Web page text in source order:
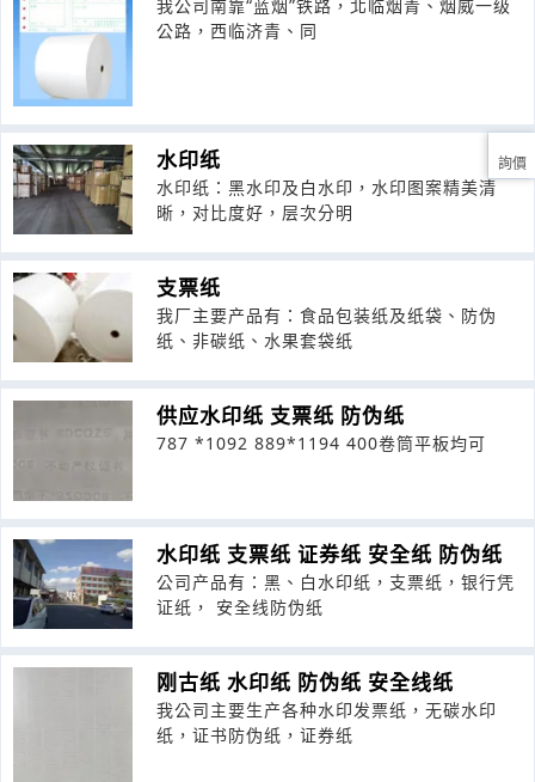
我公司南靠“蓝烟”铁路，北临烟青、烟威一级
公路，西临济青、同
水印纸
水印纸：黑水印及白水印，水印图案精美清
晰，对比度好，层次分明
支票纸
我厂主要产品有：食品包装纸及纸袋、防伪
纸、非碳纸、水果套袋纸
供应水印纸 支票纸 防伪纸
787 *1092 889*1194 400卷筒平板均可
水印纸 支票纸 证券纸 安全纸 防伪纸
公司产品有：黑、白水印纸，支票纸，银行凭
证纸， 安全线防伪纸
刚古纸 水印纸 防伪纸 安全线纸
我公司主要生产各种水印发票纸，无碳水印
纸，证书防伪纸，证券纸
詢價